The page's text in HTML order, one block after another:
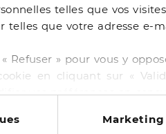
telles que vos
telles que votre adresse e-
Refuser » pour vous y
en cliquant sur «
vos préférences en
Marketing
BEIGE